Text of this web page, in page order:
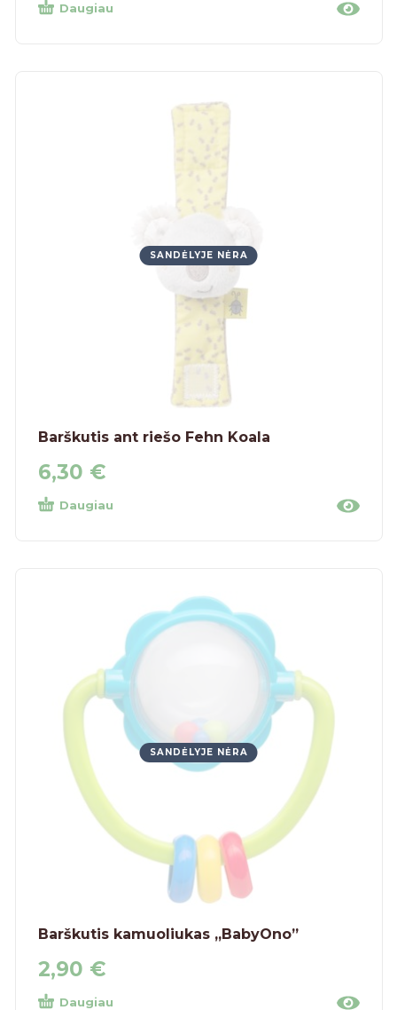
Daugiau
SANDĖLYJE NĖRA
Barškutis ant riešo Fehn Koala
6,30 €
Daugiau
SANDĖLYJE NĖRA
Barškutis kamuoliukas „BabyOno”
2,90 €
Daugiau